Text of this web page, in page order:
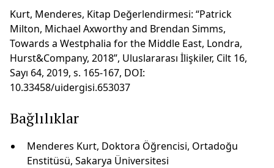
Kurt, Menderes, Kitap Değerlendirmesi: “Patrick
Milton, Michael Axworthy and Brendan Simms,
Towards a Westphalia for the Middle East, Londra,
Hurst&Company, 2018”, Uluslararası İlişkiler, Cilt 16,
Sayı 64, 2019, s. 165-167, DOI:
10.33458/uidergisi.653037
Bağlılıklar
Menderes Kurt, Doktora Öğrencisi, Ortadoğu
Enstitüsü, Sakarya Üniversitesi